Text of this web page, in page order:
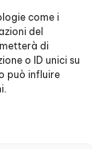
come i
del
di
o ID unici su
può influire